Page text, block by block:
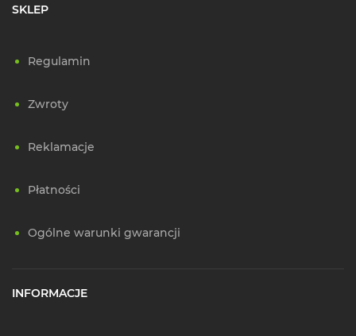
SKLEP
Regulamin
Zwroty
Reklamacje
Płatności
Ogólne warunki gwarancji
INFORMACJE